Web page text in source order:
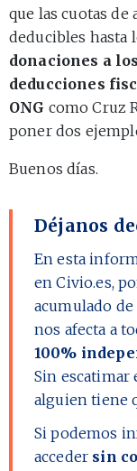
que las cuotas
deducibles hasta
donaciones a
deducciones
ONG como Cruz
poner dos
Buenos días.
Déjanos
En esta
en Civio.es,
acumulado
nos afecta a
100%
Sin escatimar
alguien tiene
Si podemos
acceder sin